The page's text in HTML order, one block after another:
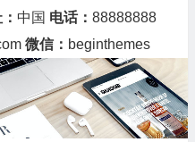
中国 电话： 88888888
微信： beginthemes